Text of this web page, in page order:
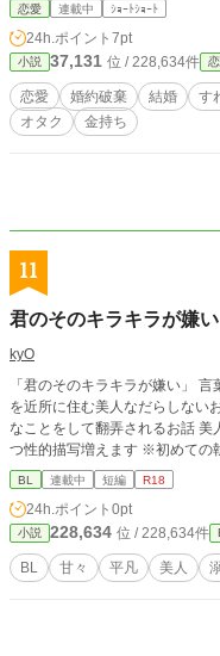
恋愛 連載中 ｼｮｰﾄｼｮｰﾄ
24h.ポイント 7pt
小説 37,131 位 / 228,634件
恋愛 婚約破棄 結婚 す
オタク
金持ち
11
君のそのキラキラが嫌い
kyO
「君のそのキラキラが嫌い」
を近所に住む美人なだらしない
なことをして翻弄されるお話 美人執着攻めお兄さん×平凡受け高校生 ※少しず
つ性的描写増えます ※初めての
BL 連載中 短編 R18
24h.ポイント 0pt
小説 228,634 位 / 228,634件
BL 甘々 平凡 美人